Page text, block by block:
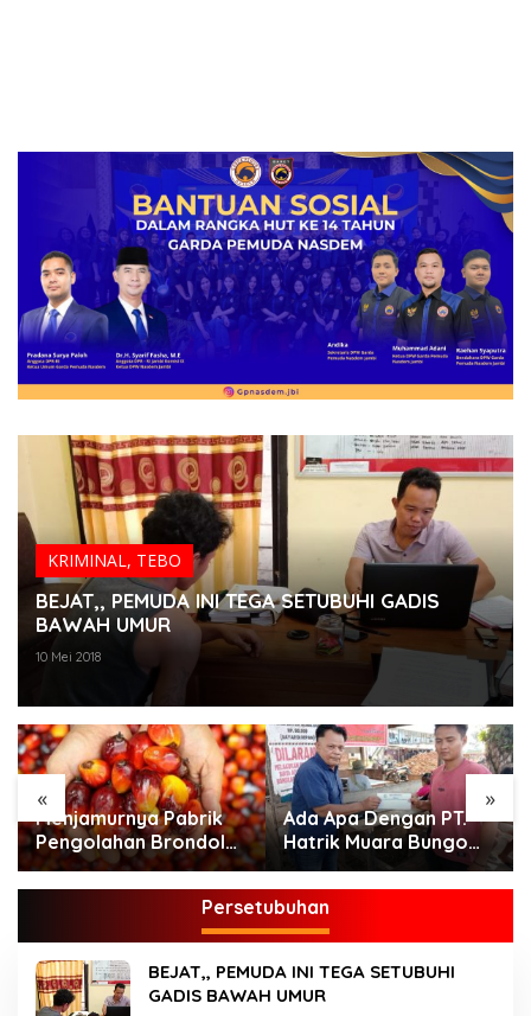
KRIMINAL, TEBO
BEJAT,, PEMUDA INI TEGA SETUBUHI GADIS
BAWAH UMUR
10 Mei 2018
« »
Menjamurnya Pabrik
Pengolahan Brondolan
Kelapa Sawit Diduga
Pemicu Maraknya
Perusahaan Maupun
Perorangan
Ada Apa Dengan PT.
Hatrik Muara Bungo
Sampai di Somasi LSM
Lingkungan Hidup
Persetubuhan
BEJAT,, PEMUDA INI TEGA SETUBUHI
GADIS BAWAH UMUR